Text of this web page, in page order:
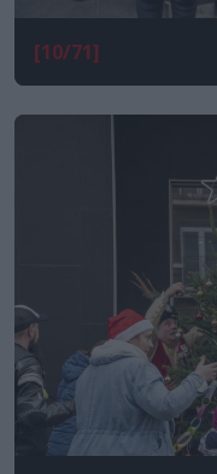
[10/71]